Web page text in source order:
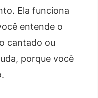
Ela funciona
entende o
cantado ou
porque você